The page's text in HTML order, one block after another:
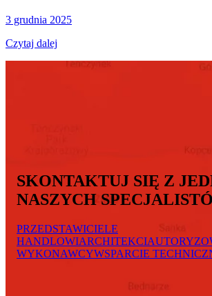
3 grudnia 2025
Czytaj dalej
SKONTAKTUJ SIĘ Z
NASZYCH
PRZEDSTAWICIELE
HANDLOWIARCHITEKCI
WYKONAWCYWSPARCIE